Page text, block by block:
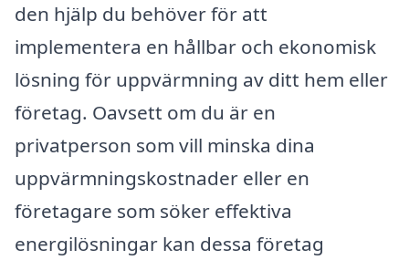
den hjälp du behöver för att
implementera en hållbar och ekonomisk
lösning för uppvärmning av ditt hem eller
företag. Oavsett om du är en
privatperson som vill minska dina
uppvärmningskostnader eller en
företagare som söker effektiva
energilösningar kan dessa företag